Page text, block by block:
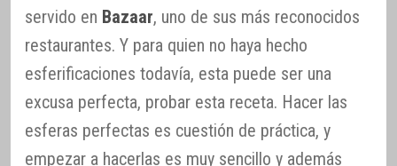
servido en Bazaar, uno de sus más reconocidos
restaurantes. Y para quien no haya hecho
esferificaciones todavía, esta puede ser una
excusa perfecta, probar esta receta. Hacer las
esferas perfectas es cuestión de práctica, y
empezar a hacerlas es muy sencillo y además